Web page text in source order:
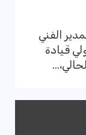
الفني
قيادة